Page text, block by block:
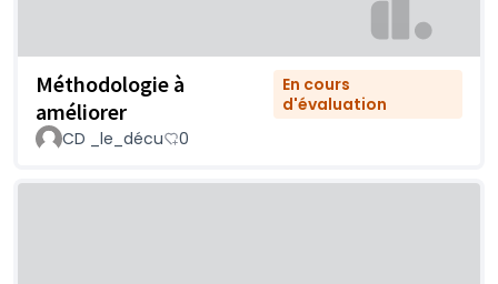
Méthodologie à
améliorer
En cours
d'évaluation
CD _le_décu
0